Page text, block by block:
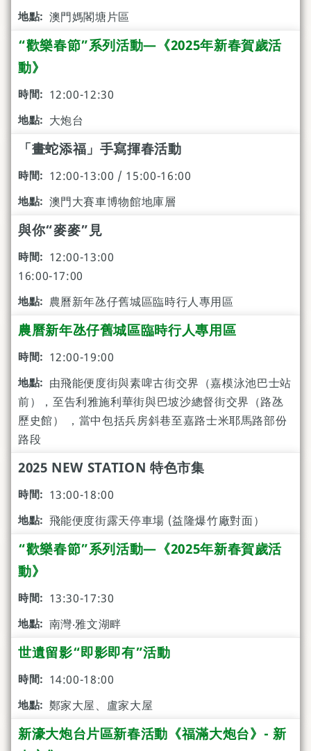
澳門媽閣塘片區
“歡樂春節”系列活動—《2025年新春賀歲活
動》
12:00-12:30
大炮台
「畫蛇添福」手寫揮春活動
12:00-13:00 / 15:00-16:00
澳門大賽車博物館地庫層
與你“麥麥”見
12:00-13:00
16:00-17:00
農曆新年氹仔舊城區臨時行人專用區
農曆新年氹仔舊城區臨時行人專用區
12:00-19:00
由飛能便度街與素啤古街交界（嘉模泳池巴士站
前），至告利雅施利華街與巴坡沙總督街交界（路氹
歷史館） ，當中包括兵房斜巷至嘉路士米耶馬路部份
路段
2025 NEW STATION 特色市集
13:00-18:00
飛能便度街露天停車場 (益隆爆竹廠對面）
“歡樂春節”系列活動—《2025年新春賀歲活
動》
13:30-17:30
南灣‧雅文湖畔
世遺留影“即影即有”活動
14:00-18:00
鄭家大屋、盧家大屋
新濠大炮台片區新春活動《福滿大炮台》- 新